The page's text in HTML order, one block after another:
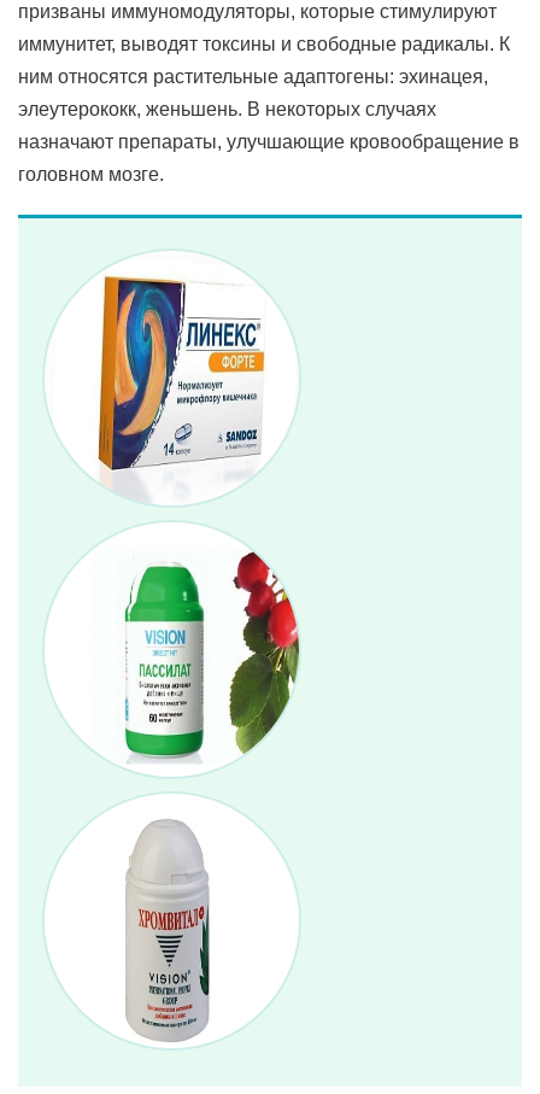
призваны иммуномодуляторы, которые стимулируют
иммунитет, выводят токсины и свободные радикалы. К
ним относятся растительные адаптогены: эхинацея,
элеутерококк, женьшень. В некоторых случаях
назначают препараты, улучшающие кровообращение в
головном мозге.